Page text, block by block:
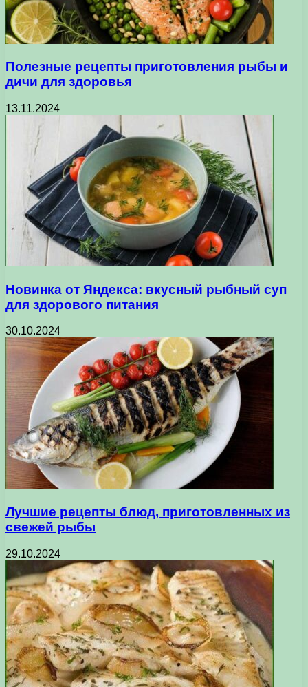
Полезные рецепты приготовления рыбы и
дичи для здоровья
13.11.2024
Новинка от Яндекса: вкусный рыбный суп
для здорового питания
30.10.2024
Лучшие рецепты блюд, приготовленных из
свежей рыбы
29.10.2024